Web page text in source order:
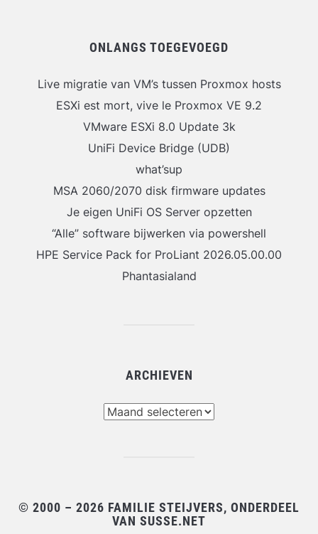
ONLANGS TOEGEVOEGD
Live migratie van VM’s tussen Proxmox hosts
ESXi est mort, vive le Proxmox VE 9.2
VMware ESXi 8.0 Update 3k
UniFi Device Bridge (UDB)
what’sup
MSA 2060/2070 disk firmware updates
Je eigen UniFi OS Server opzetten
“Alle” software bijwerken via powershell
HPE Service Pack for ProLiant 2026.05.00.00
Phantasialand
ARCHIEVEN
© 2000 – 2026 FAMILIE STEIJVERS, ONDERDEEL
VAN SUSSE.NET